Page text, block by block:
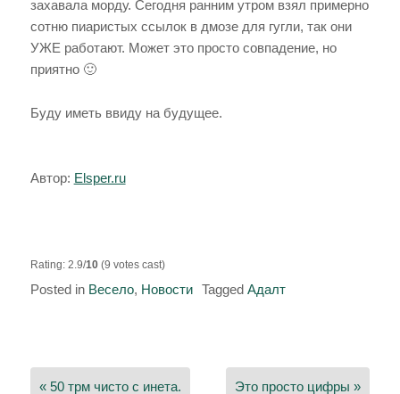
захавала морду. Сегодня ранним утром взял примерно
сотню пиаристых ссылок в дмозе для гугли, так они
УЖЕ работают. Может это просто совпадение, но
приятно 🙂
Буду иметь ввиду на будущее.
Автор: Elsper.ru
Rating: 2.9/10(9 votes cast)
Posted in Весело, Новости Tagged Адалт
по
« 50 трм чисто с инета. Это просто цифры »